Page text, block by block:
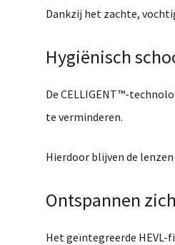
Dankzij het zachte,
Hygiënisch
De CELLIGENT™-
te verminderen.
Hierdoor blijven de lenzen
Ontspannen
Het geïntegreerde HEVL-